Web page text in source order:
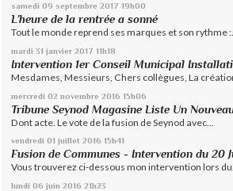
samedi 09 septembre 2017 19h00
L’heure de la rentrée a sonné
Tout le monde reprend ses marques et son rythme
mardi 31 janvier 2017 11h18
Intervention 1er Conseil Municipal
Mesdames, Messieurs, Chers collègues, La création
mercredi 02 novembre 2016 15h06
Tribune Seynod Magasine Liste Un
Dont acte. Le vote de la fusion de Seynod avec...
vendredi 01 juillet 2016 15h41
Fusion de Communes - Intervention du 20
Vous trouverez ci-dessous mon intervention lors
lundi 06 juin 2016 21h23